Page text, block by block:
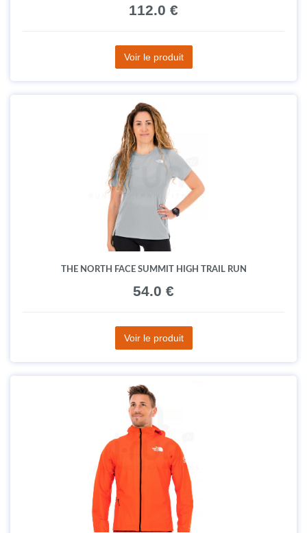
112.0 €
Voir le produit
THE NORTH FACE SUMMIT HIGH TRAIL RUN
54.0 €
Voir le produit